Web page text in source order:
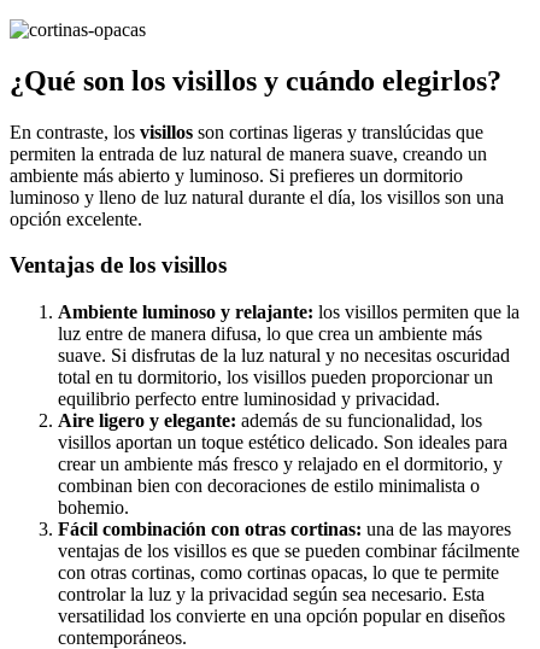
¿Qué son los visillos y cuándo elegirlos?
En contraste, los visillos son cortinas ligeras y translúcidas que
permiten la entrada de luz natural de manera suave, creando un
ambiente más abierto y luminoso. Si prefieres un dormitorio
luminoso y lleno de luz natural durante el día, los visillos son una
opción excelente.
Ventajas de los visillos
Ambiente luminoso y relajante: los visillos permiten que la
luz entre de manera difusa, lo que crea un ambiente más
suave. Si disfrutas de la luz natural y no necesitas oscuridad
total en tu dormitorio, los visillos pueden proporcionar un
equilibrio perfecto entre luminosidad y privacidad.
Aire ligero y elegante: además de su funcionalidad, los
visillos aportan un toque estético delicado. Son ideales para
crear un ambiente más fresco y relajado en el dormitorio, y
combinan bien con decoraciones de estilo minimalista o
bohemio.
Fácil combinación con otras cortinas: una de las mayores
ventajas de los visillos es que se pueden combinar fácilmente
con otras cortinas, como cortinas opacas, lo que te permite
controlar la luz y la privacidad según sea necesario. Esta
versatilidad los convierte en una opción popular en diseños
contemporáneos.